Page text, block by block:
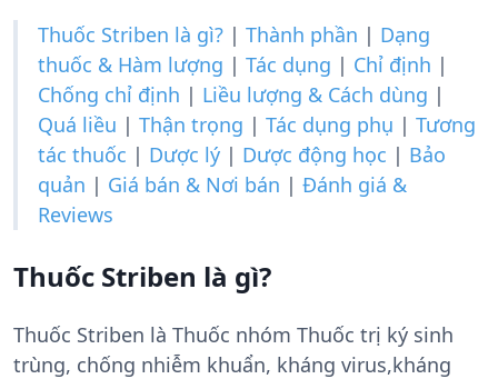
Thuốc Striben là gì? | Thành phần | Dạng
thuốc & Hàm lượng | Tác dụng | Chỉ định |
Chống chỉ định | Liều lượng & Cách dùng |
Quá liều | Thận trọng | Tác dụng phụ | Tương
tác thuốc | Dược lý | Dược động học | Bảo
quản | Giá bán & Nơi bán | Đánh giá &
Reviews
Thuốc Striben là gì?
Thuốc Striben là Thuốc nhóm Thuốc trị ký sinh
trùng, chống nhiễm khuẩn, kháng virus,kháng